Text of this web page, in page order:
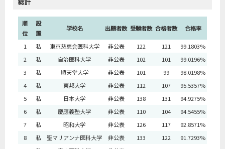
順
位
設
置
学校名 出願者数 受験者数 合格者数 合格率
1 私 東京慈恵会医科大学 非公表 122 121
99.1803%
2
私 自治医科大学 非公表 102 101
99.0196%
3
私 順天堂大学 非公表 101 99
98.0198%
4
私 東邦大学 非公表 112 107
95.5357%
5
私 日本大学 非公表 138 131
94.9275%
6
私 慶應義塾大学 非公表 110 104
94.5455%
7
私 昭和大学 非公表 126 117
92.8571%
8
私 聖マリアンナ医科大学 非公表 133 122
91.7293%